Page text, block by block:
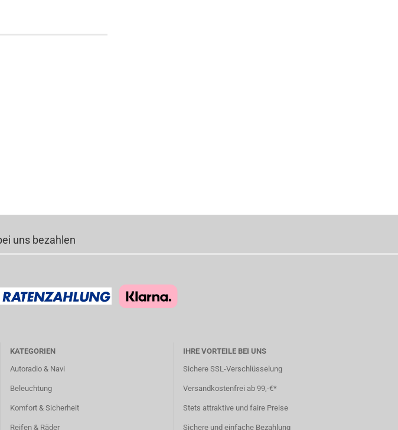
uns bezahlen
KATEGORIEN
Autoradio & Navi
Beleuchtung
Komfort & Sicherheit
Reifen & Räder
IHRE VORTEILE BEI UNS
Sichere SSL-Verschlüsselung
Versandkostenfrei ab 99,-€*
Stets attraktive und faire Preise
Sichere und einfache Bezahlung